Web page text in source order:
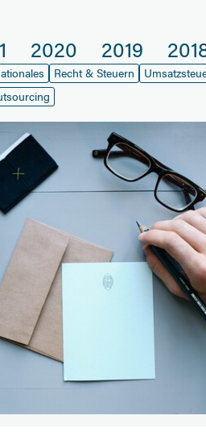
2020 2019
Recht & Steuern